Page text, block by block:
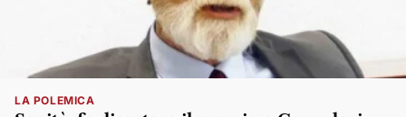
LA POLEMICA